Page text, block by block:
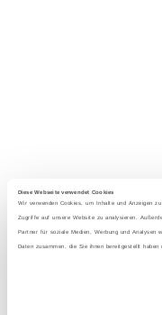
Diese Webseite verwendet Cookies
Wir verwenden Cookies, um Inhalte und Anzeigen
Zugriffe auf unsere Website zu analysieren.
Partner für soziale Medien, Werbung und Analysen
Daten zusammen, die Sie ihnen bereitgestellt
2025